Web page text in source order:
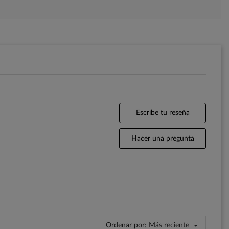
Escribe tu reseña
Hacer una pregunta
Ordenar por: Más reciente